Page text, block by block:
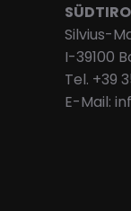
Silvius-
I-39100
Tel. +39
E-Mail: